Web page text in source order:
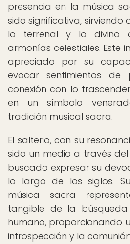
presencia en la música
sido significativa, sirviendo
lo terrenal y lo divino
armonías celestiales. Este
apreciado por su
evocar sentimientos de
conexión con lo
en un símbolo
tradición musical sacra.
El salterio, con su
sido un medio a través
buscado expresar su
lo largo de los siglos.
música sacra
tangible de la
humano, proporcionando
introspección y la